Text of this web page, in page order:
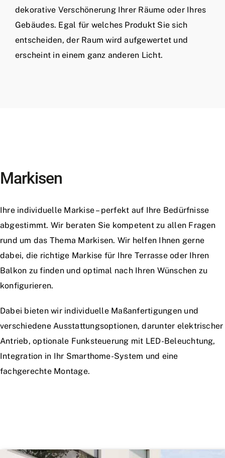
dekorative Verschönerung Ihrer Räume oder Ihres
Gebäudes. Egal für welches Produkt Sie sich
entscheiden, der Raum wird aufgewertet und
erscheint in einem ganz anderen Licht.
Markisen
Ihre individuelle Markise – perfekt auf Ihre Bedürfnisse
abgestimmt. Wir beraten Sie kompetent zu allen Fragen
rund um das Thema Markisen. Wir helfen Ihnen gerne
dabei, die richtige Markise für Ihre Terrasse oder Ihren
Balkon zu finden und optimal nach Ihren Wünschen zu
konfigurieren.
Dabei bieten wir individuelle Maßanfertigungen und
verschiedene Ausstattungsoptionen, darunter elektrischer
Antrieb, optionale Funksteuerung mit LED-Beleuchtung,
Integration in Ihr Smarthome-System und eine
fachgerechte Montage.